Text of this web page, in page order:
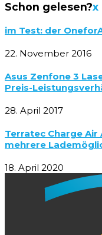
Schon gelesen?x
im Test: der
22. November 2016
Asus Zenfone 3
Preis-
28. April 2017
Terratec Charge Air
mehrere
18. April 2020